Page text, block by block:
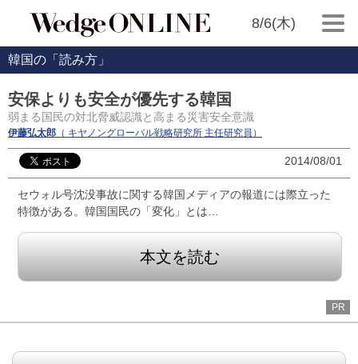
8/6(木)
韓国の「読み方」
安保よりも安全が優先する韓国
弱まる国民の対北脅威認識と高まる災害安全意識
伊藤弘太郎 （ キヤノングローバル戦略研究所 主任研究員）
2014/08/01
セウォル号沈没事故に関する韓国メディアの報道には際立った
特徴がある。韓国国民の「変化」とは…
本文を読む
PR